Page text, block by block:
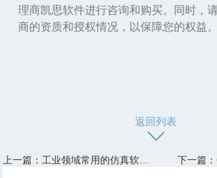
理商凯思软件进行咨询和购买。同时，
商的资质和授权情况，以保障您的权益。
返回列表
上一篇：工业领域常用的仿真软件有哪些？ 下一篇